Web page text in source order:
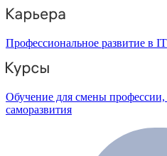
Профессиональное развитие в IT
Обучение для смены профессии,
саморазвития